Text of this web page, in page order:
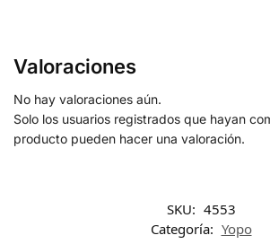
Valoraciones
No hay valoraciones aún.
Solo los usuarios registrados que hayan
producto pueden hacer una valoración.
SKU: 4553
Categoría: Yopo